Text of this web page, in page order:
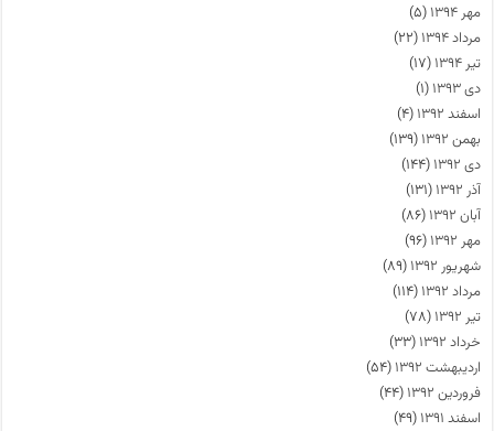
مهر ۱۳۹۴
(۵)
مرداد ۱۳۹۴
(۲۲)
تیر ۱۳۹۴
(۱۷)
دی ۱۳۹۳
(۱)
اسفند ۱۳۹۲
(۴)
بهمن ۱۳۹۲
(۱۳۹)
دی ۱۳۹۲
(۱۴۴)
آذر ۱۳۹۲
(۱۳۱)
آبان ۱۳۹۲
(۸۶)
مهر ۱۳۹۲
(۹۶)
شهریور ۱۳۹۲
(۸۹)
مرداد ۱۳۹۲
(۱۱۴)
تیر ۱۳۹۲
(۷۸)
خرداد ۱۳۹۲
(۳۳)
اردیبهشت ۱۳۹۲
(۵۴)
فروردین ۱۳۹۲
(۴۴)
اسفند ۱۳۹۱
(۴۹)